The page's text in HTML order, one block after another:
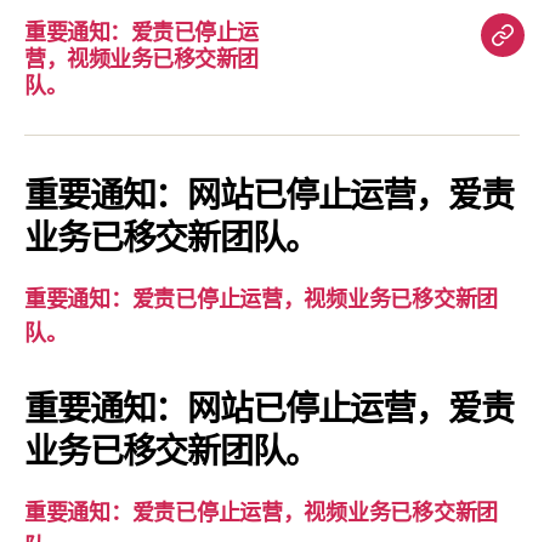
重要通知：爱责已停止运
营，视频业务已移交新团
队。
重
知：
爱
责
视
重要通知：网站已停止运营，爱责
业务已移交新团队。
重要通知：爱责已停止运营，视频业务已移交新团
队。
重要通知：网站已停止运营，爱责
业务已移交新团队。
重要通知：爱责已停止运营，视频业务已移交新团